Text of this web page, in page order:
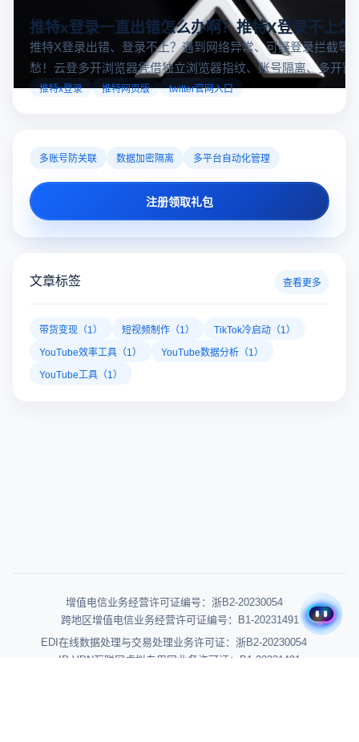
推特x登录一直出错怎么办啊？推特X登录不上怎
推特X登录出错、登录不上？遇到网络异常、可疑登录拦截等
愁！云登多开浏览器凭借独立浏览器指纹、账号隔离、多开窗
对性解决登录难题，让推特X登录更稳定安全～
推特x登录 推特网页版 twitter官网入口
多账号防关联 数据加密隔离 多平台自动化管理
注册领取礼包
文章标签 查看更多
带货变现（1） 短视频制作（1）
TikTok冷启动（1）
YouTube效率工具（1）
YouTube数据分析（1）
YouTube工具（1）
增值电信业务经营许可证编号：浙B2-20230054
跨地区增值电信业务经营许可证编号：B1-20231491
EDI在线数据处理与交易处理业务许可证：浙B2-20230054
IP-VPN互联网虚拟专用网业务许可证：B1-20231491